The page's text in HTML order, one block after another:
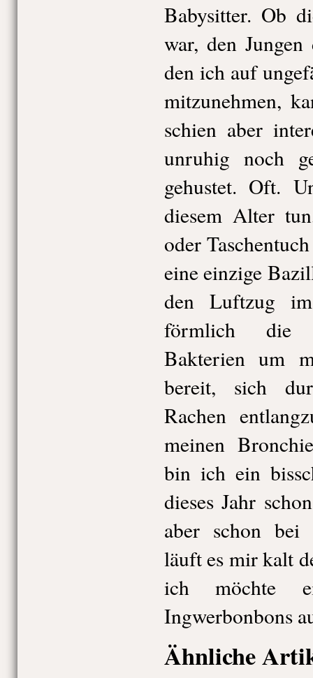
Babysitter. Ob
war, den
den ich auf
mitzunehmen,
schien aber
unruhig noch
gehustet. Oft.
diesem Alter
oder
eine einzige
den Luftzug
förmlich die
Bakterien um
bereit, sich
Rachen
meinen
bin ich ein
dieses Jahr
aber schon bei
läuft es mir kalt
ich möchte
Ingwerbonbons
Ähnliche